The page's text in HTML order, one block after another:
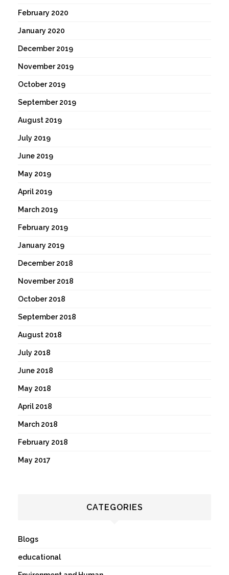
February 2020
January 2020
December 2019
November 2019
October 2019
September 2019
August 2019
July 2019
June 2019
May 2019
April 2019
March 2019
February 2019
January 2019
December 2018
November 2018
October 2018
September 2018
August 2018
July 2018
June 2018
May 2018
April 2018
March 2018
February 2018
May 2017
CATEGORIES
Blogs
educational